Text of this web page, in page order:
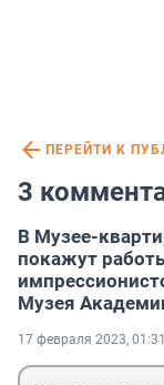
ПЕРЕЙТИ К
3
В Музее-
покажут
Музея
17 февраля 2023, 01:31